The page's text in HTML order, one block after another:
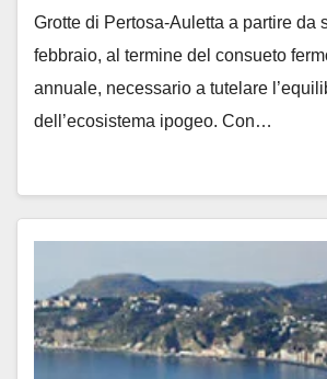
Grotte di Pertosa-Auletta a partire da
febbraio, al termine del consueto
annuale, necessario a tutelare
dell’ecosistema ipogeo. Con…